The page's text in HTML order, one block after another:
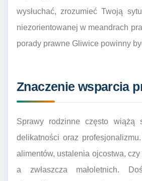
wysłuchać, zrozumieć Twoją
niezorientowanej w meandrach
porady prawne Gliwice powinny
Znaczenie wsparcia
Sprawy rodzinne często wiążą
delikatności oraz
alimentów, ustalenia ojcostwa,
a zwłaszcza małoletnich.